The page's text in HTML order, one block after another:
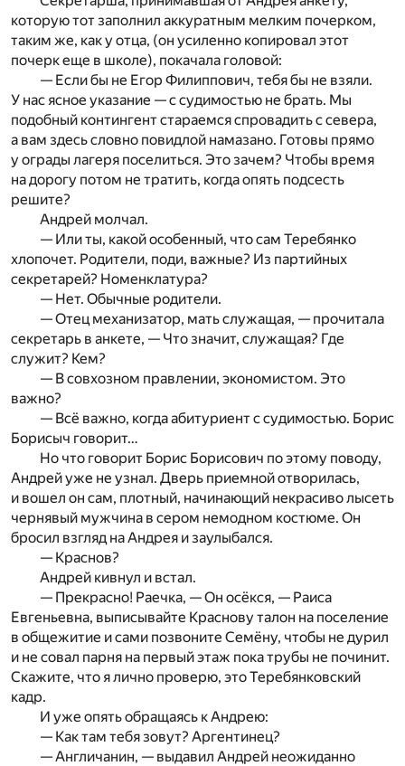
которую тот заполнил аккуратным мелким почерком,
таким же, как у отца, (он усиленно копировал этот
почерк еще в школе), покачала головой:
— Если бы не Егор Филиппович, тебя бы не взяли.
У нас ясное указание — с судимостью не брать. Мы
подобный контингент стараемся спровадить с севера,
а вам здесь словно повидлой намазано. Готовы прямо
у ограды лагеря поселиться. Это зачем? Чтобы время
на дорогу потом не тратить, когда опять подсесть
решите?
Андрей молчал.
— Или ты, какой особенный, что сам Теребянко
хлопочет. Родители, поди, важные? Из партийных
секретарей? Номенклатура?
— Нет. Обычные родители.
— Отец механизатор, мать служащая, — прочитала
секретарь в анкете, — Что значит, служащая? Где
служит? Кем?
— В совхозном правлении, экономистом. Это
важно?
— Всё важно, когда абитуриент с судимостью. Борис
Борисыч говорит…
Но что говорит Борис Борисович по этому поводу,
Андрей уже не узнал. Дверь приемной отворилась,
и вошел он сам, плотный, начинающий некрасиво лысеть
чернявый мужчина в сером немодном костюме. Он
бросил взгляд на Андрея и заулыбался.
— Краснов?
Андрей кивнул и встал.
— Прекрасно! Раечка, — Он осёкся, — Раиса
Евгеньевна, выписывайте Краснову талон на поселение
в общежитие и сами позвоните Семёну, чтобы не дурил
и не совал парня на первый этаж пока трубы не починит.
Скажите, что я лично проверю, это Теребянковский
кадр.
И уже опять обращаясь к Андрею:
— Как там тебя зовут? Аргентинец?
— Англичанин, — выдавил Андрей неожиданно